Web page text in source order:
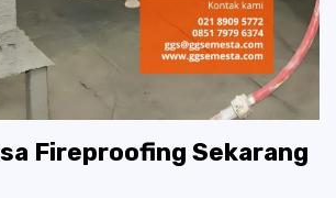
Fireproofing Sekarang